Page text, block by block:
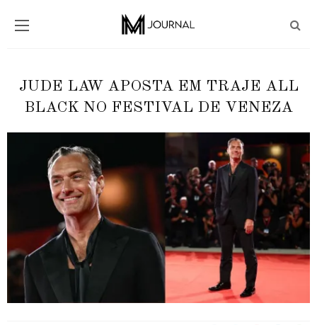
JUDE LAW APOSTA EM TRAJE ALL
BLACK NO FESTIVAL DE VENEZA